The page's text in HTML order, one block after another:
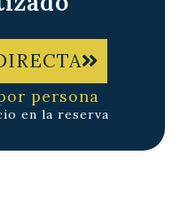
persona
en la reserva